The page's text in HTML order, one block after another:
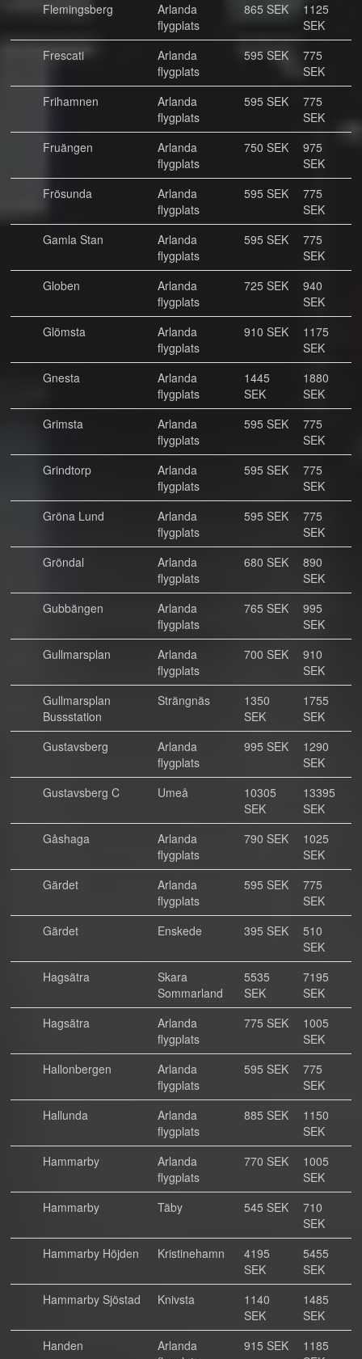
Flemingsberg
Arlanda
flygplats
865 SEK
1125
SEK
Frescati
Arlanda
flygplats
595 SEK
775
SEK
Frihamnen
Arlanda
flygplats
595 SEK
775
SEK
Fruängen
Arlanda
flygplats
750 SEK
975
SEK
Frösunda
Arlanda
flygplats
595 SEK
775
SEK
Gamla Stan
Arlanda
flygplats
595 SEK
775
SEK
Globen
Arlanda
flygplats
725 SEK
940
SEK
Glömsta
Arlanda
flygplats
910 SEK
1175
SEK
Gnesta
Arlanda
flygplats
1445
SEK
1880
SEK
Grimsta
Arlanda
flygplats
595 SEK
775
SEK
Grindtorp
Arlanda
flygplats
595 SEK
775
SEK
Gröna Lund
Arlanda
flygplats
595 SEK
775
SEK
Gröndal
Arlanda
flygplats
680 SEK
890
SEK
Gubbängen
Arlanda
flygplats
765 SEK
995
SEK
Gullmarsplan
Arlanda
flygplats
700 SEK
910
SEK
Gullmarsplan
Bussstation
Strängnäs
1350
SEK
1755
SEK
Gustavsberg
Arlanda
flygplats
995 SEK
1290
SEK
Gustavsberg C
Umeå
10305
SEK
13395
SEK
Gåshaga
Arlanda
flygplats
790 SEK
1025
SEK
Gärdet
Arlanda
flygplats
595 SEK
775
SEK
Gärdet
Enskede 395 SEK
510
SEK
Hagsätra
Skara
Sommarland
5535
SEK
7195
SEK
Hagsätra
Arlanda
flygplats
775 SEK
1005
SEK
Hallonbergen
Arlanda
flygplats
595 SEK
775
SEK
Hallunda
Arlanda
flygplats
885 SEK
1150
SEK
Hammarby
Arlanda
flygplats
770 SEK
1005
SEK
Hammarby
Täby 545 SEK
710
SEK
Hammarby Höjden
Kristinehamn
4195
SEK
5455
SEK
Hammarby Sjöstad
Knivsta
1140
SEK
1485
SEK
Handen
Arlanda
915 SEK
1185